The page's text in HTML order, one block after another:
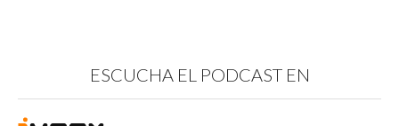
ESCUCHA EL PODCAST EN